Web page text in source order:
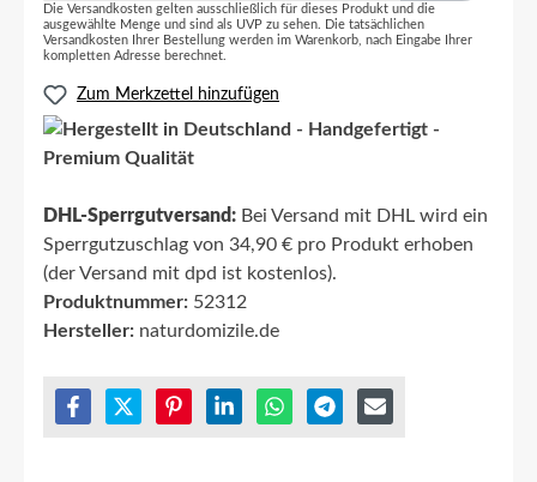
Die Versandkosten gelten ausschließlich für dieses Produkt und die
ausgewählte Menge und sind als UVP zu sehen. Die tatsächlichen
Versandkosten Ihrer Bestellung werden im Warenkorb, nach Eingabe Ihrer
kompletten Adresse berechnet.
Zum Merkzettel hinzufügen
DHL-Sperrgutversand: Bei Versand mit DHL wird ein
Sperrgutzuschlag von 34,90 € pro Produkt erhoben
(der Versand mit dpd ist kostenlos).
Produktnummer: 52312
Hersteller: naturdomizile.de